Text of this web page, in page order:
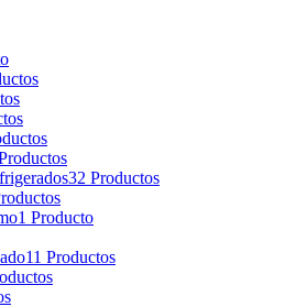
32 Productos
1 Producto
11 Productos